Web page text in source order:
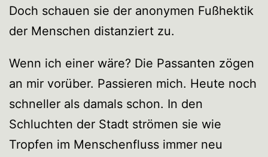
Doch schauen sie der anonymen Fußhektik
der Menschen distanziert zu.
Wenn ich einer wäre? Die Passanten zögen
an mir vorüber. Passieren mich. Heute noch
schneller als damals schon. In den
Schluchten der Stadt strömen sie wie
Tropfen im Menschenfluss immer neu